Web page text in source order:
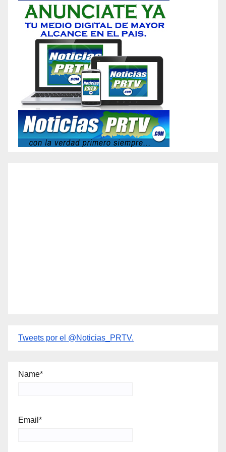
Tweets por el @Noticias_PRTV.
Name*
Email*